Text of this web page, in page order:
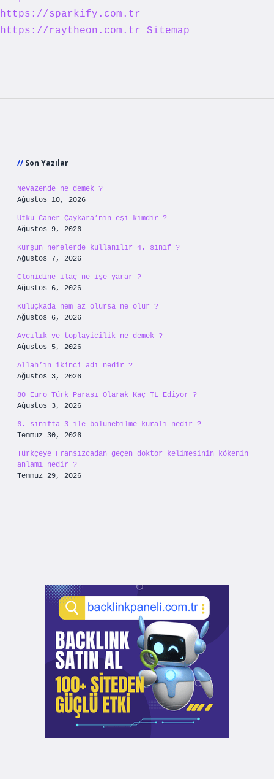
https://sparkify.com.tr
https://raytheon.com.tr
Sitemap
Son Yazılar
Nevazende ne demek ?
Ağustos 10, 2026
Utku Caner Çaykara’nın eşi kimdir ?
Ağustos 9, 2026
Kurşun nerelerde kullanılır 4. sınıf ?
Ağustos 7, 2026
Clonidine ilaç ne işe yarar ?
Ağustos 6, 2026
Kuluçkada nem az olursa ne olur ?
Ağustos 6, 2026
Avcılık ve toplayicilik ne demek ?
Ağustos 5, 2026
Allah’ın ikinci adı nedir ?
Ağustos 3, 2026
80 Euro Türk Parası Olarak Kaç TL Ediyor ?
Ağustos 3, 2026
6. sınıfta 3 ile bölünebilme kuralı nedir ?
Temmuz 30, 2026
Türkçeye Fransızcadan geçen doktor kelimesinin kökenin
anlamı nedir ?
Temmuz 29, 2026